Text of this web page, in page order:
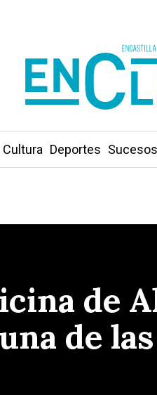
Cultura Deportes Sucesos
de
de